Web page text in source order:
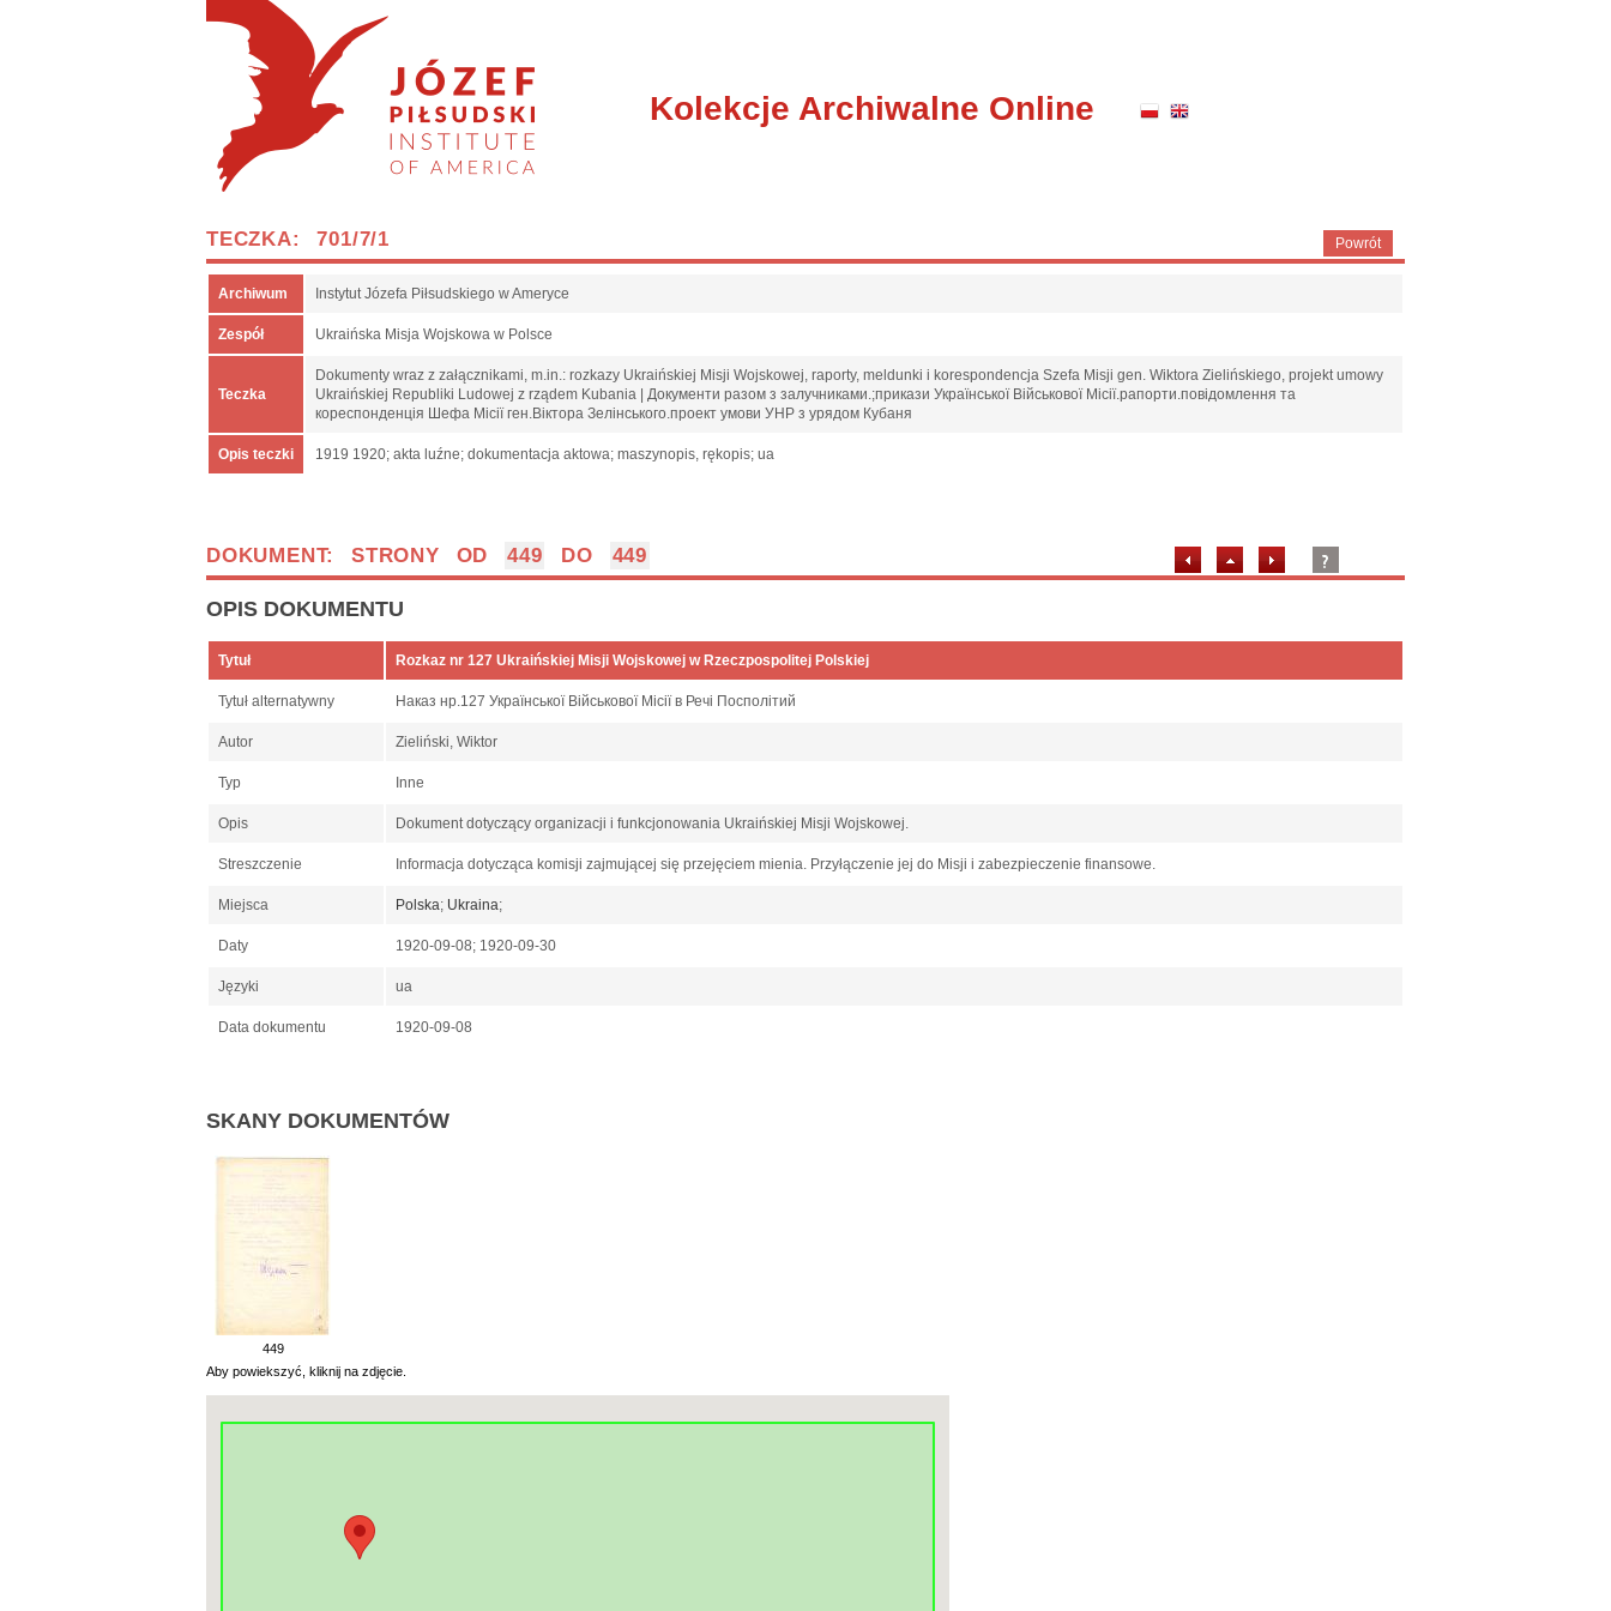
Kolekcje Archiwalne Online
Powrót
TECZKA: 701/7/1
Archiwum Instytut Józefa Piłsudskiego w Ameryce
Zespół Ukraińska Misja Wojskowa w Polsce
Teczka
Dokumenty wraz z załącznikami, m.in.: rozkazy Ukraińskiej Misji Wojskowej, raporty, meldunki i korespondencja Szefa Misji gen. Wiktora Zielińskiego, projekt umowy
Ukraińskiej Republiki Ludowej z rządem Kubania | Документи разом з залучниками.;прикази Української Військової Місії.рапорти.повідомлення та
кореспонденція Шефа Місії ген.Віктора Зелінського.проект умови УНР з урядом Кубаня
Opis teczki 1919 1920; akta luźne; dokumentacja aktowa; maszynopis, rękopis; ua
DOKUMENT: STRONY OD 449 DO 449
OPIS DOKUMENTU
Tytuł Rozkaz nr 127 Ukraińskiej Misji Wojskowej w Rzeczpospolitej Polskiej
Tytuł alternatywny Наказ нр.127 Української Військової Місії в Речі Посполітий
Autor Zieliński, Wiktor
Typ Inne
Opis Dokument dotyczący organizacji i funkcjonowania Ukraińskiej Misji Wojskowej.
Streszczenie Informacja dotycząca komisji zajmującej się przejęciem mienia. Przyłączenie jej do Misji i zabezpieczenie finansowe.
Miejsca Polska; Ukraina;
Daty 1920-09-08; 1920-09-30
Języki ua
Data dokumentu 1920-09-08
SKANY DOKUMENTÓW
449
Aby powiekszyć, kliknij na zdjęcie.